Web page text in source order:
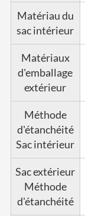
Matériau du
sac intérieur
Matériaux
d'emballage
extérieur
Méthode
d'étanchéité
Sac intérieur
Sac extérieur
Méthode
d'étanchéité